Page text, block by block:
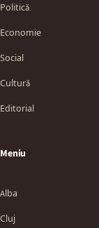
Politică
Economie
Social
Cultură
Editorial
Meniu
Alba
Cluj